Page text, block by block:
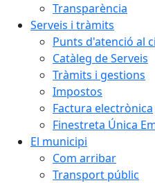
Transparència
Serveis i tràmits
Punts d'atenció al
Catàleg de Serveis
Tràmits i gestions
Impostos
Factura electrònica
Finestreta Única
El municipi
Com arribar
Transport públic